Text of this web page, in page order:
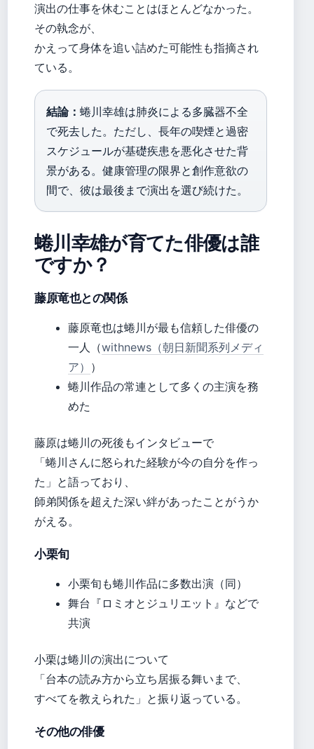
演出の仕事を休むことはほとんどなかった。
その執念が、
かえって身体を追い詰めた可能性も指摘され
ている。
結論： 蜷川幸雄は肺炎による多臓器不全
で死去した。ただし、長年の喫煙と過密
スケジュールが基礎疾患を悪化させた背
景がある。健康管理の限界と創作意欲の
間で、彼は最後まで演出を選び続けた。
蜷川幸雄が育てた俳優は誰
ですか？
藤原竜也との関係
藤原竜也は蜷川が最も信頼した俳優の
一人（withnews（朝日新聞系列メディ
ア） ）
蜷川作品の常連として多くの主演を務
めた
藤原は蜷川の死後もインタビューで
「蜷川さんに怒られた経験が今の自分を作っ
た」と語っており、
師弟関係を超えた深い絆があったことがうか
がえる。
小栗旬
小栗旬も蜷川作品に多数出演（同）
舞台『ロミオとジュリエット』などで
共演
小栗は蜷川の演出について
「台本の読み方から立ち居振る舞いまで、
すべてを教えられた」と振り返っている。
その他の俳優